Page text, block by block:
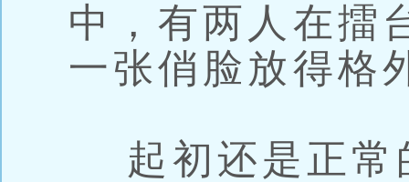
中，有两人在擂
一张俏脸放得格
起初还是正常